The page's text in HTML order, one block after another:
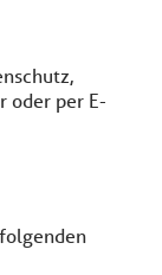
oder per E-